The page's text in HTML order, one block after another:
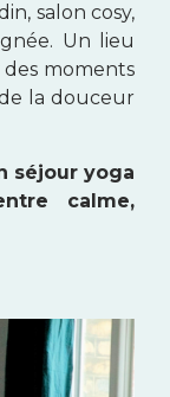
salon cosy,
Un lieu
moments
la douceur
séjour yoga
calme,